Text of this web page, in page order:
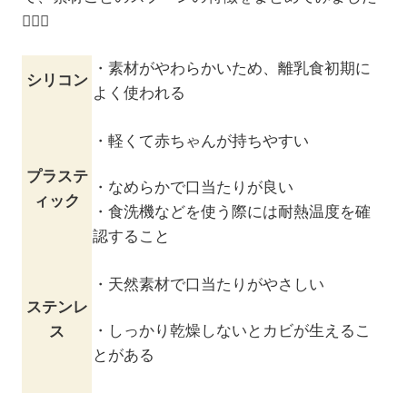
💁🏻‍♀️
シリコン
・素材がやわらかいため、離乳食初期に
よく使われる
プラステ
ィック
・軽くて赤ちゃんが持ちやすい
・なめらかで口当たりが良い
・食洗機などを使う際には耐熱温度を確
認すること
ステンレ
ス
・天然素材で口当たりがやさしい
・しっかり乾燥しないとカビが生えるこ
とがある